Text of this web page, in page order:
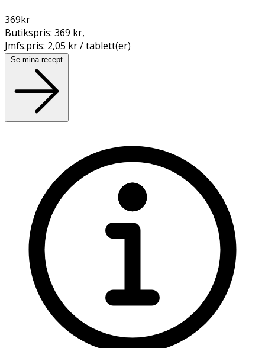
369kr
Butikspris: 369 kr,
Jmfs.pris: 2,05 kr / tablett(er)
Se mina recept